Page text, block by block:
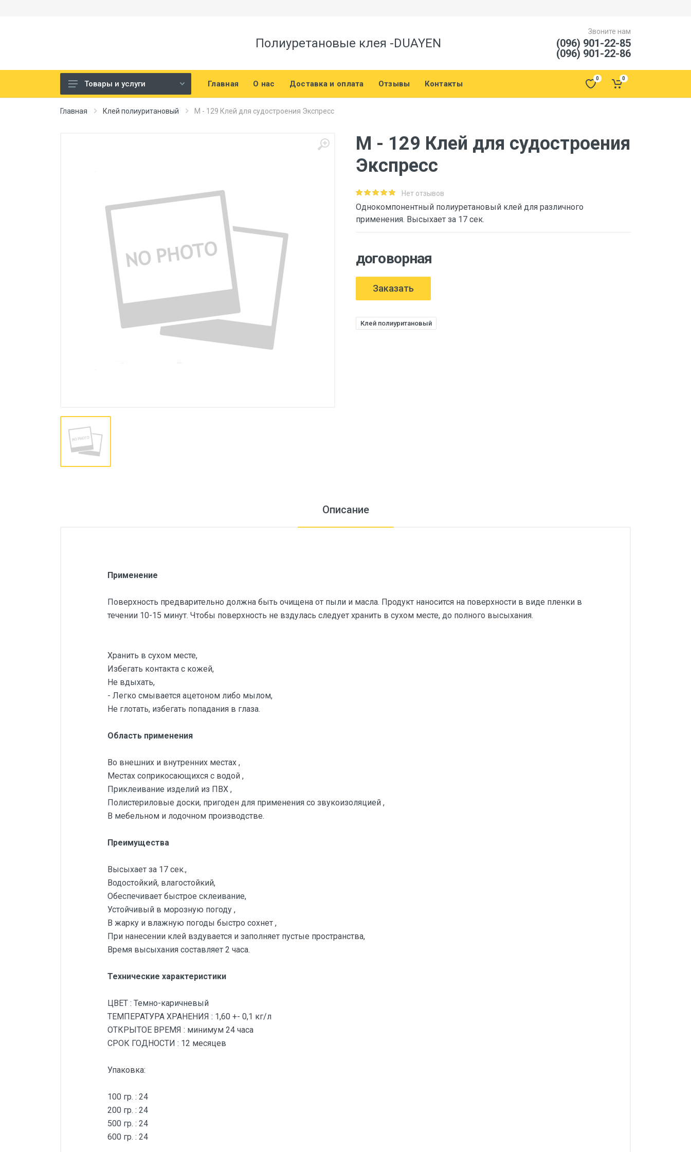
Полиуретановые клея -DUAYEN
Звоните нам
(096) 901-22-85
(096) 901-22-86
Клей для паркета
Товары и услуги Главная О нас Доставка и оплата Отзывы Контакты
0 0
Главная Клей полиуритановый M - 129 Клей для судостроения Экспресс
M - 129 Клей для судостроения
Экспресс
Нет отзывов
Однокомпонентный полиуретановый клей для различного
применения. Высыхает за 17 сек.
договорная
Заказать
Клей полиуритановый
Описание
Применение
Поверхность предварительно должна быть очищена от пыли и масла. Продукт наносится на поверхности в виде пленки в
течении 10-15 минут. Чтобы поверхность не вздулась следует хранить в сухом месте, до полного высыхания.
Хранить в сухом месте,
Избегать контакта с кожей,
Не вдыхать,
- Легко смывается ацетоном либо мылом,
Не глотать, избегать попадания в глаза.
Область применения
Во внешних и внутренних местах ,
Местах соприкосающихся с водой ,
Приклеивание изделий из ПВХ ,
Полистериловые доски, пригоден для применения со звукоизоляцией ,
В мебельном и лодочном производстве.
Преимущества
Высыхает за 17 сек.,
Водостойкий, влагостойкий,
Обеспечивает быстрое склеивание,
Устойчивый в морозную погоду ,
В жарку и влажную погоды быстро сохнет ,
При нанесении клей вздувается и заполняет пустые пространства,
Время высыхания составляет 2 часа.
Технические характеристики
ЦВЕТ : Темно-каричневый
ТЕМПЕРАТУРА ХРАНЕНИЯ : 1,60 +- 0,1 кг/л
ОТКРЫТОЕ ВРЕМЯ : минимум 24 часа
СРОК ГОДНОСТИ : 12 месяцев
Упаковка:
100 гр. : 24
200 гр. : 24
500 гр. : 24
600 гр. : 24